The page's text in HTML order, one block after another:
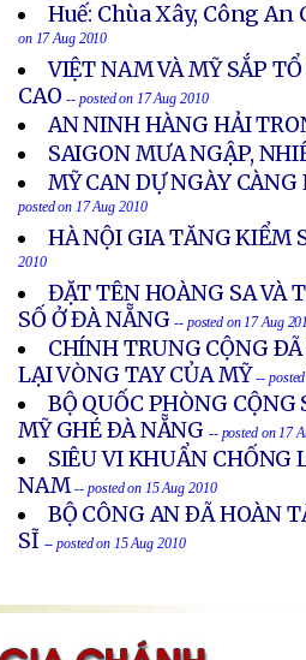
Huế: Chùa Xây, Công An
on 17 Aug 2010
VIỆT NAM VÀ MỸ SẮP
CAO-- posted on 17 Aug 2010
AN NINH HÀNG HẢI
SAIGON MƯA NGẬP,
MỸ CAN DỰ NGÀY
posted on 17 Aug 2010
HÀ NỘI GIA TĂNG KIỂM
2010
ĐẶT TÊN HOÀNG SA VÀ
SỐ Ở ĐÀ NẴNG -- posted on 17 Aug
CHÍNH TRUNG CỘNG
LẠI VÒNG TAY CỦA MỸ --
BỘ QUỐC PHÒNG
MỸ GHÉ ÐÀ NẴNG -- posted on 17
SIÊU VI KHUẨN CHỐNG
NAM-- posted on 15 Aug 2010
BỘ CÔNG AN ÐÃ HOÀN
SĨ -- posted on 15 Aug 2010